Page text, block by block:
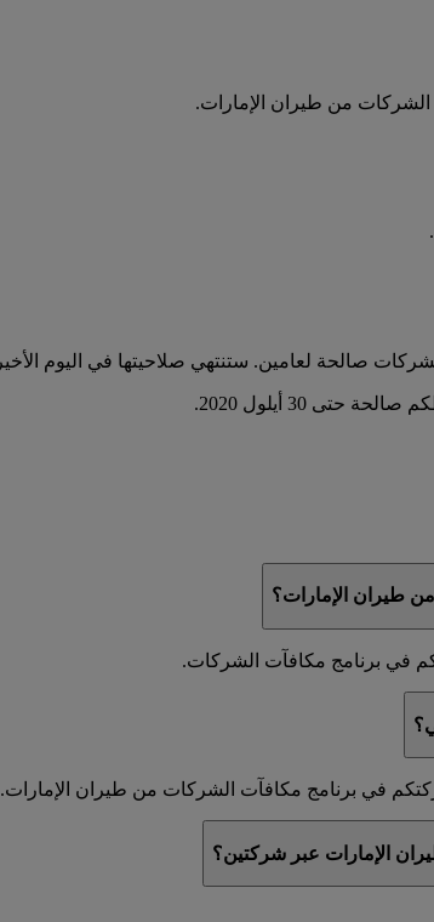
من طيران الإمارات.
طيران الإمارات؟
في برنامج مكافآت الشركات.
في برنامج مكافآت الشركات من طيران الإمارات.
الإمارات عبر شركتين؟